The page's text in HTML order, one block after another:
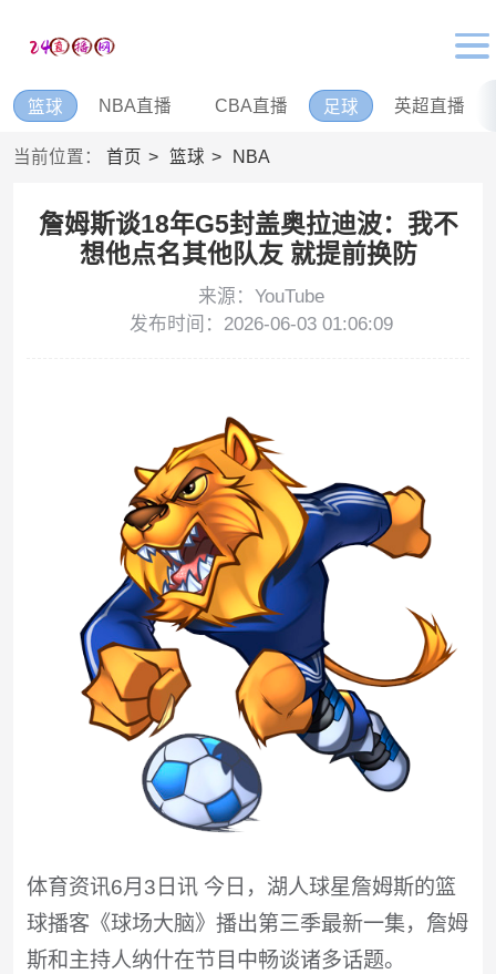
篮球 NBA直播 CBA直播 足球 英超直播
当前位置： 首页 篮球 NBA
詹姆斯谈18年G5封盖奥拉迪波：我不
想他点名其他队友 就提前换防
来源：YouTube
发布时间：2026-06-03 01:06:09
体育资讯6月3日讯 今日，湖人球星詹姆斯的篮
球播客《球场大脑》播出第三季最新一集，詹姆
斯和主持人纳什在节目中畅谈诸多话题。